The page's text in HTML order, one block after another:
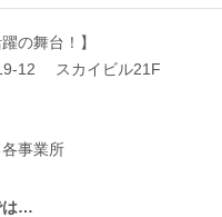
の舞台！】
12 スカイビル21F
事業所
は…